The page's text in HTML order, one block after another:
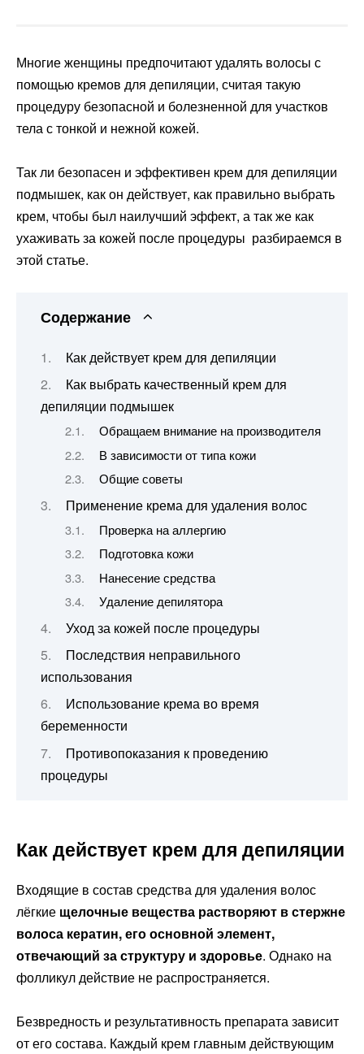
Многие женщины предпочитают удалять волосы с
помощью кремов для депиляции, считая такую
процедуру безопасной и болезненной для участков
тела с тонкой и нежной кожей.
Так ли безопасен и эффективен крем для депиляции
подмышек, как он действует, как правильно выбрать
крем, чтобы был наилучший эффект, а так же как
ухаживать за кожей после процедуры разбираемся в
этой статье.
Содержание
Как действует крем для депиляции
Как выбрать качественный крем для
депиляции подмышек
Обращаем внимание на производителя
В зависимости от типа кожи
Общие советы
Применение крема для удаления волос
Проверка на аллергию
Подготовка кожи
Нанесение средства
Удаление депилятора
Уход за кожей после процедуры
Последствия неправильного
использования
Использование крема во время
беременности
Противопоказания к проведению
процедуры
Как действует крем для депиляции
Входящие в состав средства для удаления волос
лёгкие щелочные вещества растворяют в стержне
волоса кератин, его основной элемент,
отвечающий за структуру и здоровье. Однако на
фолликул действие не распространяется.
Безвредность и результативность препарата зависит
от его состава. Каждый крем главным действующим